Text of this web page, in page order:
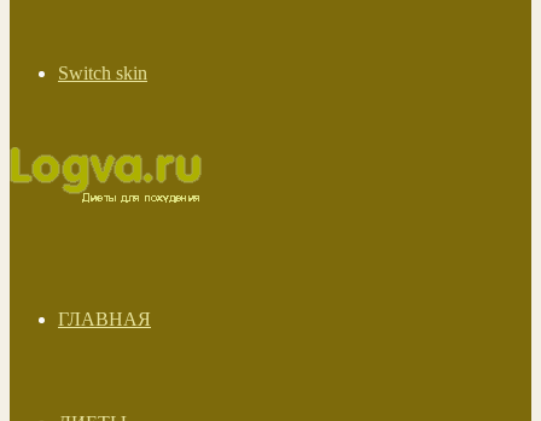
Switch skin
ГЛАВНАЯ